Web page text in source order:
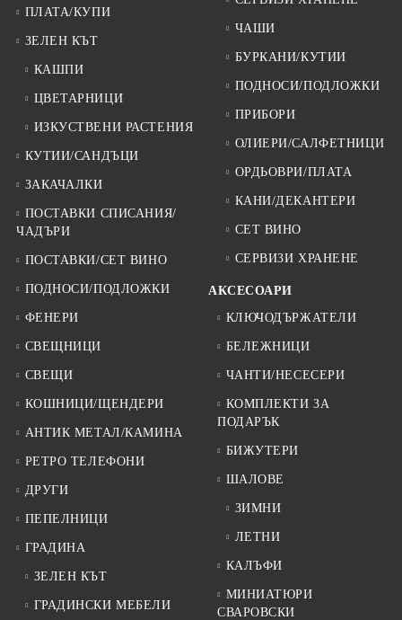
ПЛАТА/КУПИ
ЗЕЛЕН КЪТ
КАШПИ
ЦВЕТАРНИЦИ
ИЗКУСТВЕНИ РАСТЕНИЯ
КУТИИ/САНДЪЦИ
ЗАКАЧАЛКИ
ПОСТАВКИ СПИСАНИЯ/
ЧАДЪРИ
ПОСТАВКИ/СЕТ ВИНО
ПОДНОСИ/ПОДЛОЖКИ
ФЕНЕРИ
СВЕЩНИЦИ
СВЕЩИ
КОШНИЦИ/ЩЕНДЕРИ
АНТИК МЕТАЛ/КАМИНА
РЕТРО ТЕЛЕФОНИ
ДРУГИ
ПЕПЕЛНИЦИ
ГРАДИНА
ЗЕЛЕН КЪТ
ГРАДИНСКИ МЕБЕЛИ
ЧАШИ
БУРКАНИ/КУТИИ
ПОДНОСИ/ПОДЛОЖКИ
ПРИБОРИ
ОЛИЕРИ/САЛФЕТНИЦИ
ОРДЬОВРИ/ПЛАТА
КАНИ/ДЕКАНТЕРИ
СЕТ ВИНО
СЕРВИЗИ ХРАНЕНЕ
АКСЕСОАРИ
КЛЮЧОДЪРЖАТЕЛИ
БЕЛЕЖНИЦИ
ЧАНТИ/НЕСЕСЕРИ
КОМПЛЕКТИ ЗА
ПОДАРЪК
БИЖУТЕРИ
ШАЛОВЕ
ЗИМНИ
ЛЕТНИ
КАЛЪФИ
МИНИАТЮРИ
СВАРОВСКИ